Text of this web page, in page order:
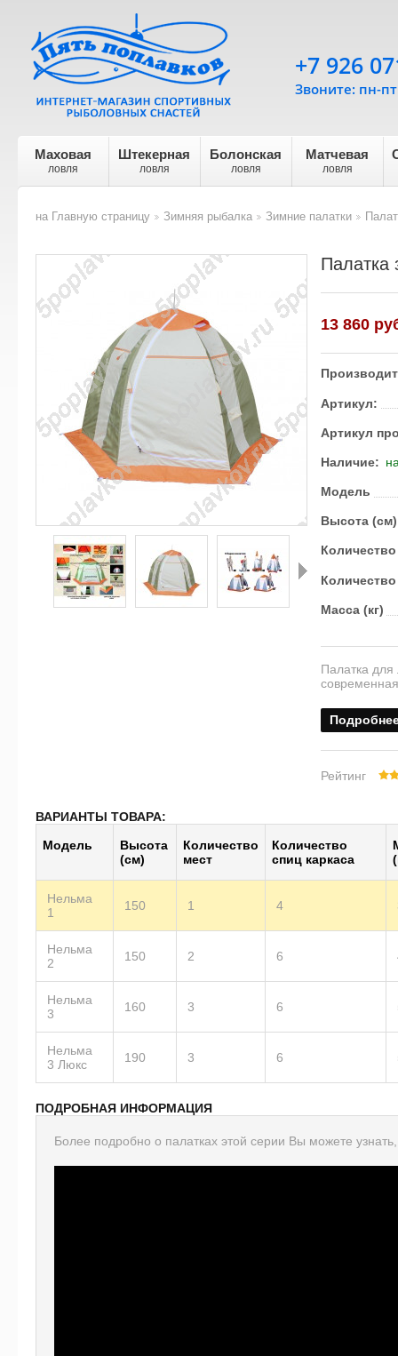
Маховая
ловля
Штекерная
ловля
Болонская
ловля
Матчевая
ловля
+7 926
Звоните: пн-
на Главную страницу
Зимняя рыбалка
Зимние палатки
Далее
Палатка
13 860
Артикул:
Артикул
Наличие:
Модель
Высота (см)
Масса (кг)
Палатка
Рейтинг
ВАРИАНТЫ ТОВАРА:
Модель
Высота
(см)
Количество
мест
Количество
спиц каркаса
Нельма
1
150 1 4
Нельма
2
150 2 6
Нельма
3
160 3 6
Нельма
3 Люкс
190 3 6
ПОДРОБНАЯ ИНФОРМАЦИЯ
Более подробно о палатках этой серии Вы можете